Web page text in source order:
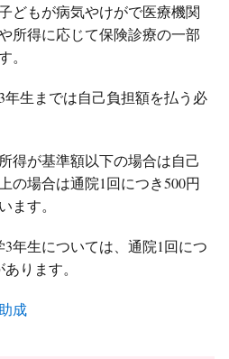
どもが病気やけがで医療機関
所得に応じて保険診療の一部
。
生までは自己負担額を払う必
得が基準額以下の場合は自己
の場合は通院1回につき500円
ます。
年生については、通院1回につ
ります。
成